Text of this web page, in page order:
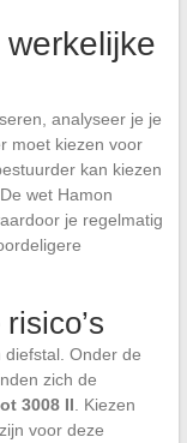
analyseer je je
moet kiezen voor
kan kiezen
wet Hamon
je regelmatig
diefstal. Onder de
zich de
3008 II . Kiezen
voor deze